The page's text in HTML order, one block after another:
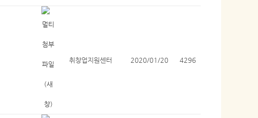
취창업지원센터 2020/01/20 4296